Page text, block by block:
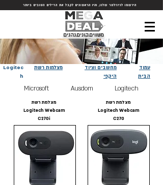
הירשמו לניוזלטר שלנו, והיו הראשונים לקבל את הדילים הטובים ביותר
משווים.קונים.נהנים
Logitec
h
מצלמות רשת
מחשבים וציוד
היקפי
עמוד
הבית
Microsoft Ausdom Logitech
מצלמת רשת
Logitech Webcam
C270i
מצלמת רשת
Logitech Webcam
C270